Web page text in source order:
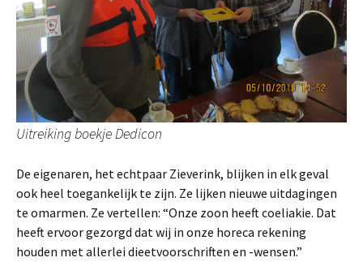
Uitreiking boekje Dedicon
De eigenaren, het echtpaar Zieverink, blijken in elk geval
ook heel toegankelijk te zijn. Ze lijken nieuwe uitdagingen
te omarmen. Ze vertellen: “Onze zoon heeft coeliakie. Dat
heeft ervoor gezorgd dat wij in onze horeca rekening
houden met allerlei dieetvoorschriften en -wensen.”